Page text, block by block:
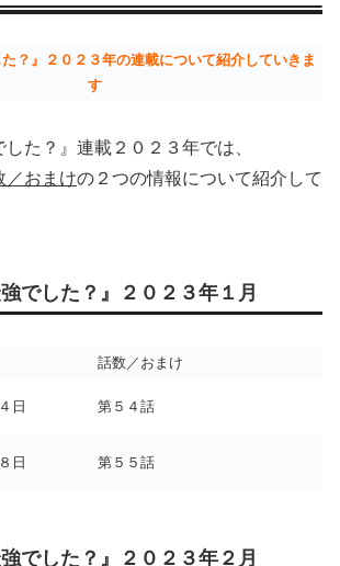
た？』２０２３年の連載について紹介していきま
す
した？』連載２０２３年では、
おまけの２つの情報について紹介して
強でした？』２０２３年１月
話数／おまけ
日 第５４話
日 第５５話
強でした？』２０２３年２月